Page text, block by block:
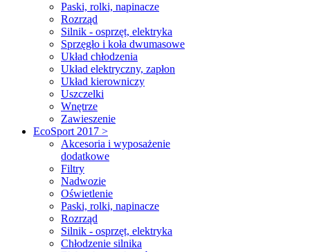
Paski, rolki, napinacze
Rozrząd
Silnik - osprzęt, elektryka
Sprzęgło i koła dwumasowe
Układ chłodzenia
Układ elektryczny, zapłon
Układ kierowniczy
Uszczelki
Wnętrze
Zawieszenie
EcoSport 2017 >
Akcesoria i wyposażenie
dodatkowe
Filtry
Nadwozie
Oświetlenie
Paski, rolki, napinacze
Rozrząd
Silnik - osprzęt, elektryka
Chłodzenie silnika